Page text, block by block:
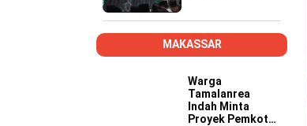
Kompeten,
Kreatif, dan Siap
Wujudkan
Ketahanan
MAKASSAR
Warga
Tamalanrea
Indah Minta
Proyek Pemkot